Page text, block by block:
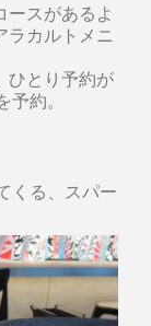
ースがあるよ
ラカルトメニ
ひとり予約が
約。
くる、スパー